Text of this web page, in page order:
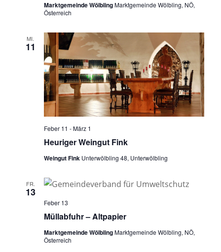
Marktgemeinde WölblingMarktgemeinde Wölbling, NÖ,
Österreich
MI.
11
Heuriger Weingut Fink
Feber 11 -März 1
Weingut Fink Unterwölbling 48, Unterwölbling
FR.
13
Müllabfuhr – Altpapier
Feber 13
Marktgemeinde WölblingMarktgemeinde Wölbling, NÖ,
Österreich